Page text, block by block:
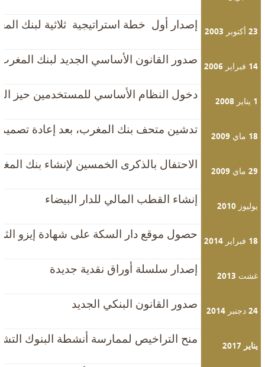
23 أكتوبر 2003 إصدار أول خطة استراتيجية ثلاثية لبنك
14 فبراير 2006 صدور القانون الأساسي الجديد لبنك
1 يناير 2008 دخول النظام الأساسي للمستخدمين حيز
18 ماي 2009 تدشين متحف بنك المغرب، بعد إعادة
29 ماي 2009 الاحتفال بالذكرى الخمسين لإنشاء بنك
يوليوز 2010 إنشاء القطب المالي للدار البيضاء
18 فبراير 2014 حصول موقع دار السكة على شهادة إيزو
غشت 2013 إصدار سلسلة أوراق نقدية جديدة
24 دجنبر 2014 صدور القانون البنكي الجديد
يناير 2017 منح التراخيص لممارسة أنشطة البنوك